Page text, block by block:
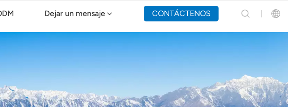
Dejar un mensaje CONTÁCTENOS
Русский